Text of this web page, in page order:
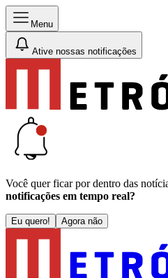
Menu
Ative nossas notificações
Você quer ficar por dentro das
notificações em tempo real?
Eu quero! Agora não